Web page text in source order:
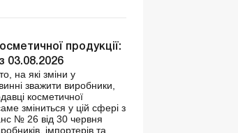
продукції:
03.08.2026
на які зміни у
зважити виробники,
косметичної
зміниться у цій сфері з
№ 26 від 30 червня
імпортерів та